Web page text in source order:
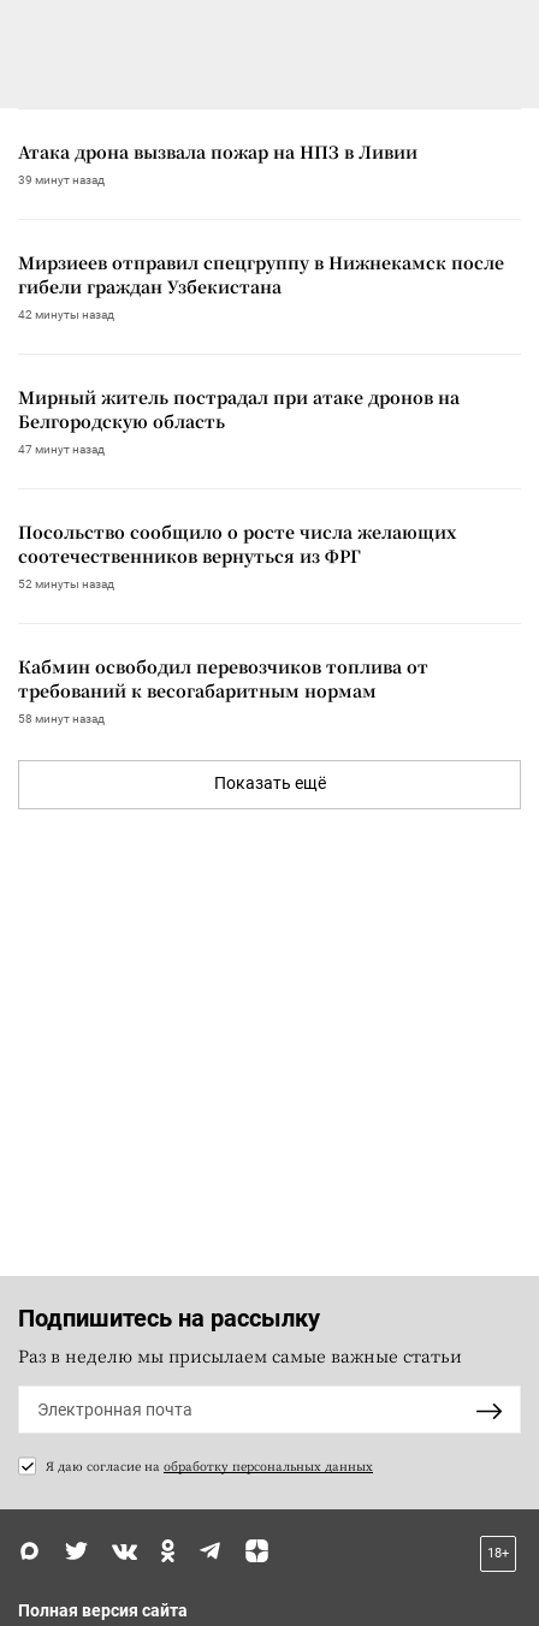
Атака дрона вызвала пожар на НПЗ в Ливии
39 минут назад
Мирзиеев отправил спецгруппу в Нижнекамск после
гибели граждан Узбекистана
42 минуты назад
Мирный житель пострадал при атаке дронов на
Белгородскую область
47 минут назад
Посольство сообщило о росте числа желающих
соотечественников вернуться из ФРГ
52 минуты назад
Кабмин освободил перевозчиков топлива от
требований к весогабаритным нормам
58 минут назад
Показать ещё
Подпишитесь на рассылку
Раз в неделю мы присылаем самые важные статьи
Я даю согласие на обработку персональных данных
18+
Полная версия сайта